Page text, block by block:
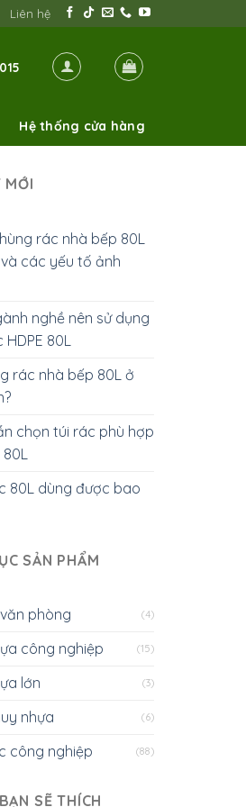
Liên hệ
Hệ thống cửa hàng
MỚI
rác nhà bếp 80L
các yếu tố ảnh
nghề nên sử dụng
80L
rác nhà bếp 80L ở
chọn túi rác phù hợp
80L dùng được bao
SẢN PHẨM
phòng (4)
công nghiệp (15)
lớn (3)
nhựa (6)
công nghiệp (88)
SẼ THÍCH